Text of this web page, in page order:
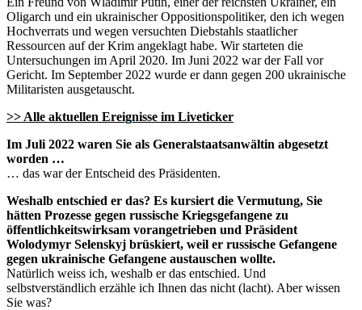
Oligarch und ein ukrainischer Oppositionspolitiker, den ich wegen
Hochverrats und wegen versuchten Diebstahls staatlicher
Ressourcen auf der Krim angeklagt habe. Wir starteten die
Untersuchungen im April 2020. Im Juni 2022 war der Fall vor
Gericht. Im September 2022 wurde er dann gegen 200 ukrainische
Militaristen ausgetauscht.
>> Alle aktuellen Ereignisse im Liveticker
Im Juli 2022 waren Sie als Generalstaatsanwältin abgesetzt
worden …
… das war der Entscheid des Präsidenten.
Weshalb entschied er das? Es kursiert die Vermutung, Sie
hätten Prozesse gegen russische Kriegsgefangene zu
öffentlichkeitswirksam vorangetrieben und Präsident
Wolodymyr Selenskyj brüskiert, weil er russische Gefangene
gegen ukrainische Gefangene austauschen wollte.
Natürlich weiss ich, weshalb er das entschied. Und
selbstverständlich erzähle ich Ihnen das nicht (lacht). Aber wissen
Sie was?